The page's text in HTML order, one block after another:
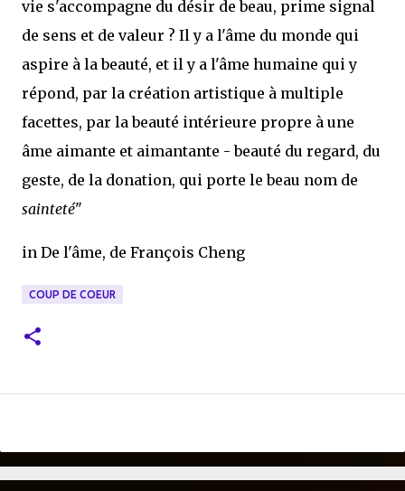
vie s'accompagne du désir de beau, prime signal
de sens et de valeur ? Il y a l'âme du monde qui
aspire à la beauté, et il y a l'âme humaine qui y
répond, par la création artistique à multiple
facettes, par la beauté intérieure propre à une
âme aimante et aimantante - beauté du regard, du
geste, de la donation, qui porte le beau nom de
sainteté"
in De l'âme, de François Cheng
COUP DE COEUR